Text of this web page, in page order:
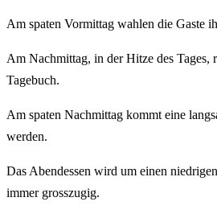
Am spaten Vormittag wahlen die Gaste
Am Nachmittag, in der Hitze des Tages,
Tagebuch.
Am spaten Nachmittag kommt eine
werden.
Das Abendessen wird um einen
immer grosszugig.